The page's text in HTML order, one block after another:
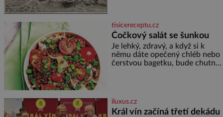
přitáhnout k němu pozornost
záhadám nakloněných turi
tisicereceptu.cz
Čočkový salát se šunkou
Je lehký, zdravý, a když si k
němu dáte opečený chléb nebo
čerstvou bagetku, bude chutnat
cibule 2 lžíce
iluxus.cz
Král vín začíná třetí dekádu